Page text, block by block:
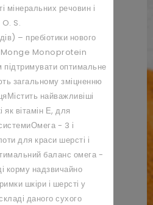
мінеральних речовин і
O. S.
– пребіотики нового
Monge Monoprotein
оптимальне
загальному зміцненню
Містить найважливіші
як вітамін Е, для
Омега - 3 і
для краси шерсті і
баланс омега -
корму надзвичайно
шкіри і шерсті у
даного сухого